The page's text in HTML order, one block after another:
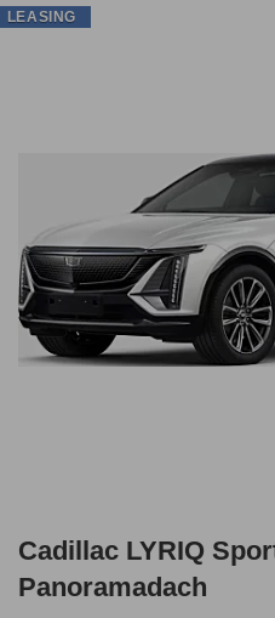
Cadillac LYRIQ
Panoramadach
LEASING